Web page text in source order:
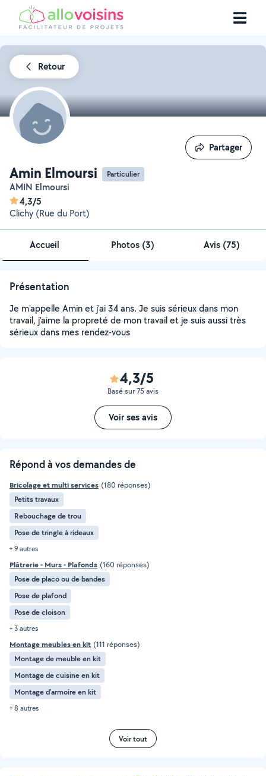
Retour
Amin Elmoursi Particulier
AMIN Elmoursi
4,3/5
Clichy (Rue du Port)
Partager
Partager
Accueil Photos (3) Avis (75)
Présentation
Je m'appelle Amin et j'ai 34 ans. Je suis sérieux dans mon
travail, j'aime la propreté de mon travail et je suis aussi très
sérieux dans mes rendez-vous
4,3/5
Basé sur 75 avis
Voir ses avis
Répond à vos demandes de
Bricolage et multi services (180 réponses)
Petits travaux
Rebouchage de trou
Pose de tringle à rideaux
+ 9 autres
Plâtrerie - Murs - Plafonds (160 réponses)
Pose de placo ou de bandes
Pose de plafond
Pose de cloison
+ 3 autres
Montage meubles en kit (111 réponses)
Montage de meuble en kit
Montage de cuisine en kit
Montage d'armoire en kit
+ 8 autres
Voir tout